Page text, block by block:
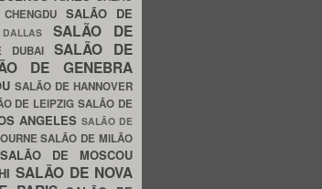
SALÃO DE
DALLASSALÃO DE
DUBAI SALÃO DE
DE GENEBRA
SALÃO DE HANNOVER
DE LEIPZIGSALÃO DE
ANGELES SALÃO DE
SALÃO DE MILÃO
SALÃO DE MOSCOU
SALÃO DE NOVA